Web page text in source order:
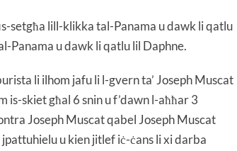
setgħa lill-klikka tal-Panama u dawk li qatlu
Panama u dawk li qatlu lil Daphne.
li ilhom jafu li l-gvern ta’ Joseph Muscat
is-skiet għal 6 snin u f’dawn l-aħħar 3
Joseph Muscat qabel Joseph Muscat
u kien jitlef iċ-ċans li xi darba